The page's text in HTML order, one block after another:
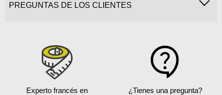
PREGUNTAS DE LOS CLIENTES
Experto francés en
¿Tienes una pregunta?